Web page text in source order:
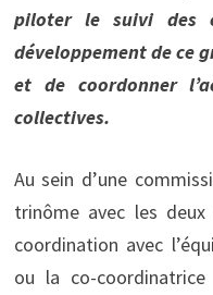
piloter le suivi des
développement de ce
et de coordonner
collectives.
Au sein d’une
trinôme avec les
coordination avec
ou la co-